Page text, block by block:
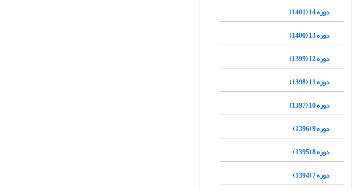
دوره 14 (1401)
دوره 13 (1400)
دوره 12 (1399)
دوره 11 (1398)
دوره 10 (1397)
دوره 9 (1396)
دوره 8 (1395)
دوره 7 (1394)